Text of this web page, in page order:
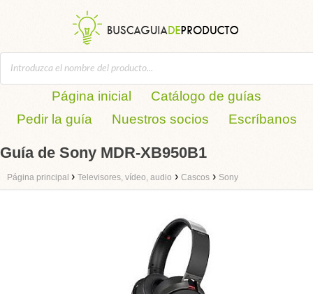
Página inicial
Catálogo de guías
Pedir la guía
Nuestros socios Escríbanos
Guía de Sony MDR-XB950B1
Página principal › Televisores, vídeo, audio › Cascos › Sony